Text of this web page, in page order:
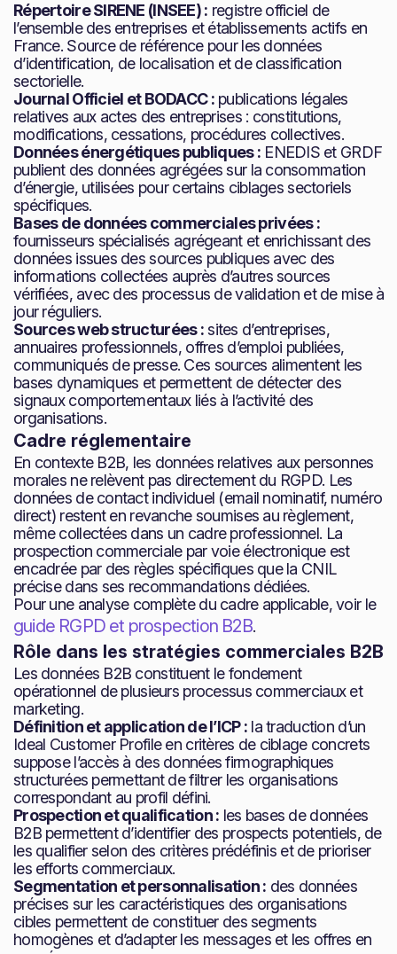
Répertoire SIRENE (INSEE) : registre officiel de
l’ensemble des entreprises et établissements actifs en
France. Source de référence pour les données
d’identification, de localisation et de classification
sectorielle.
Journal Officiel et BODACC :publications légales
relatives aux actes des entreprises : constitutions,
modifications, cessations, procédures collectives.
Données énergétiques publiques :ENEDIS et GRDF
publient des données agrégées sur la consommation
d’énergie, utilisées pour certains ciblages sectoriels
spécifiques.
Bases de données commerciales privées :
fournisseurs spécialisés agrégeant et enrichissant des
données issues des sources publiques avec des
informations collectées auprès d’autres sources
vérifiées, avec des processus de validation et de mise à
jour réguliers.
Sources web structurées :sites d’entreprises,
annuaires professionnels, offres d’emploi publiées,
communiqués de presse. Ces sources alimentent les
bases dynamiques et permettent de détecter des
signaux comportementaux liés à l’activité des
organisations.
Cadre réglementaire
En contexte B2B, les données relatives aux personnes
morales ne relèvent pas directement du RGPD. Les
données de contact individuel (email nominatif, numéro
direct) restent en revanche soumises au règlement,
même collectées dans un cadre professionnel. La
prospection commerciale par voie électronique est
encadrée par des règles spécifiques que la CNIL
précise dans ses recommandations dédiées.
Pour une analyse complète du cadre applicable, voir le
guide RGPD et prospection B2B.
Rôle dans les stratégies commerciales B2B
Les données B2B constituent le fondement
opérationnel de plusieurs processus commerciaux et
marketing.
Définition et application de l’ICP : la traduction d’un
Ideal Customer Profile en critères de ciblage concrets
suppose l’accès à des données firmographiques
structurées permettant de filtrer les organisations
correspondant au profil défini.
Prospection et qualification : les bases de données
B2B permettent d’identifier des prospects potentiels, de
les qualifier selon des critères prédéfinis et de prioriser
les efforts commerciaux.
Segmentation et personnalisation : des données
précises sur les caractéristiques des organisations
cibles permettent de constituer des segments
homogènes et d’adapter les messages et les offres en